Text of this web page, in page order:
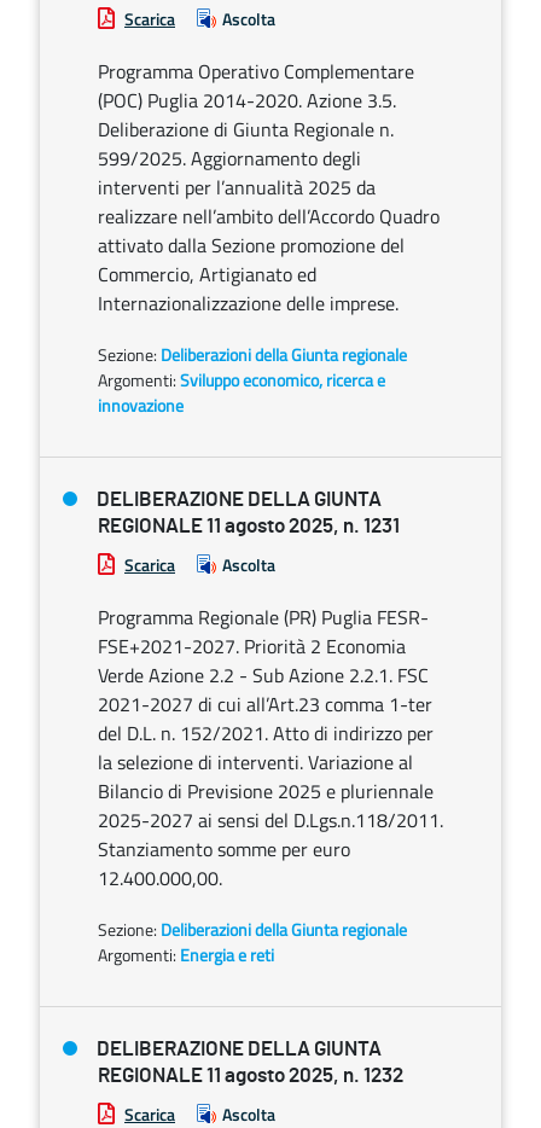
Scarica Ascolta
Programma Operativo Complementare
(POC) Puglia 2014-2020. Azione 3.5.
Deliberazione di Giunta Regionale n.
599/2025. Aggiornamento degli
interventi per l’annualità 2025 da
realizzare nell’ambito dell’Accordo Quadro
attivato dalla Sezione promozione del
Commercio, Artigianato ed
Internazionalizzazione delle imprese.
Sezione: Deliberazioni della Giunta regionale
Argomenti:Sviluppo economico, ricerca e
innovazione
DELIBERAZIONE DELLA GIUNTA
REGIONALE 11 agosto 2025, n. 1231
Scarica Ascolta
Programma Regionale (PR) Puglia FESR-
FSE+2021-2027. Priorità 2 Economia
Verde Azione 2.2 - Sub Azione 2.2.1. FSC
2021-2027 di cui all’Art.23 comma 1-ter
del D.L. n. 152/2021. Atto di indirizzo per
la selezione di interventi. Variazione al
Bilancio di Previsione 2025 e pluriennale
2025-2027 ai sensi del D.Lgs.n.118/2011.
Stanziamento somme per euro
12.400.000,00.
Sezione: Deliberazioni della Giunta regionale
Argomenti: Energia e reti
DELIBERAZIONE DELLA GIUNTA
REGIONALE 11 agosto 2025, n. 1232
Scarica Ascolta